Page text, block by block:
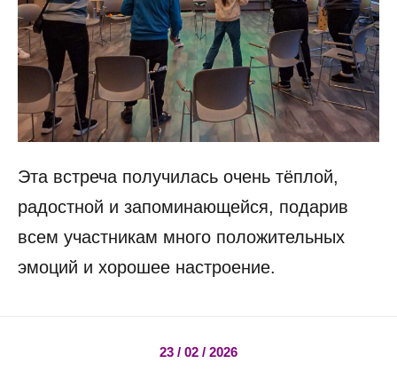
Эта встреча получилась очень тёплой,
радостной и запоминающейся, подарив
всем участникам много положительных
эмоций и хорошее настроение.
23 / 02 / 2026